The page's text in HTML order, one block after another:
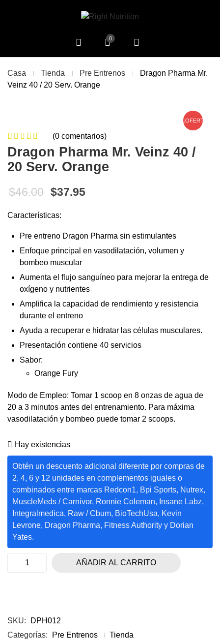
0
Casa Tienda Pre Entrenos
Dragon Pharma Mr.
Veinz 40 / 20 Serv. Orange
¡OFERTA!
0de
5
based on
0
customer
(0 comentarios)
Dragon Pharma Mr. Veinz 40 /
20 Serv. Orange
$46.00 El precio original era: $46.00.
$37.95El precio actual es:
Características:
Pre entreno Dragon Pharma sin estimulantes
Enfoque principal en vasodilatación, volumen y
bombeo muscular
Aumenta el flujo sanguíneo para mejorar la entrega de
oxígeno y nutrientes
Amplifica la capacidad de rendimiento y resistencia
durante el entreno
Ayuda a recuperar e hidratar las células musculares.
Presentación contiene 40 servicios
Sabor:
Orange Fury
Modo de Empleo: Tomar 1 scoop en 8 onzas de agua de
20 a 3 minutos antes del entrenamiento. Para máxima
vasodilatación y bombeo puede tomar 2 scoops.
Hay existencias
Obtén un descuento adicional diferente por compras de
2, 4, 6 y 12 unidades en complementos iguales o
combinados entre marcas Redcon1, Bpi Sports, Nutrex,
MuscleMeds / Carnivor, Ronnie Coleman, Insane Labz,
Integralmedica, Raw / Cbum, BioTechUsa, Kevin
Levrone, Dragon Pharma, Fitness Authority y Dorian
Yates.
AÑADIR AL CARRITO
SKU:
DPH012
Categorías:
Pre Entrenos
Tienda